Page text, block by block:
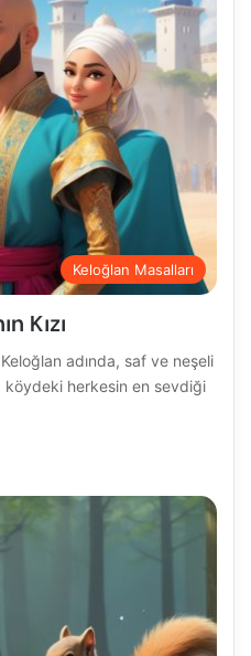
Keloğlan Masalları
Kızı
adında, saf ve neşeli
köydeki herkesin en sevdiği